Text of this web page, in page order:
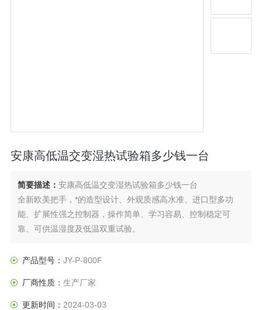
安康高低温交变湿热试验箱多少钱一台
简要描述： 安康高低温交变湿热试验箱多少钱一台
全新欧美把手，*的造型设计、外观质感高水准、进口型多功
能、扩展性强之控制器，操作简单、学习容易、控制稳定可
靠、可供温湿度及低温双重试验。
产品型号： JY-P-800F
厂商性质： 生产厂家
更新时间： 2024-03-03